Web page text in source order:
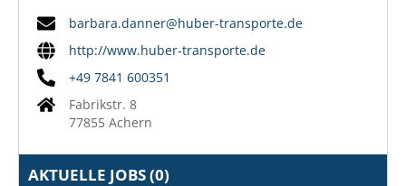
barbara.danner@huber-transporte.de
http://www.huber-transporte.de
+49 7841 600351
Fabrikstr. 8
77855 Achern
AKTUELLE JOBS (0)